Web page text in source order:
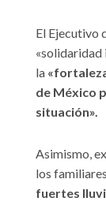
El Ejecutivo
«solidaridad
la
de México
situación».
Asimismo,
los
fuertes